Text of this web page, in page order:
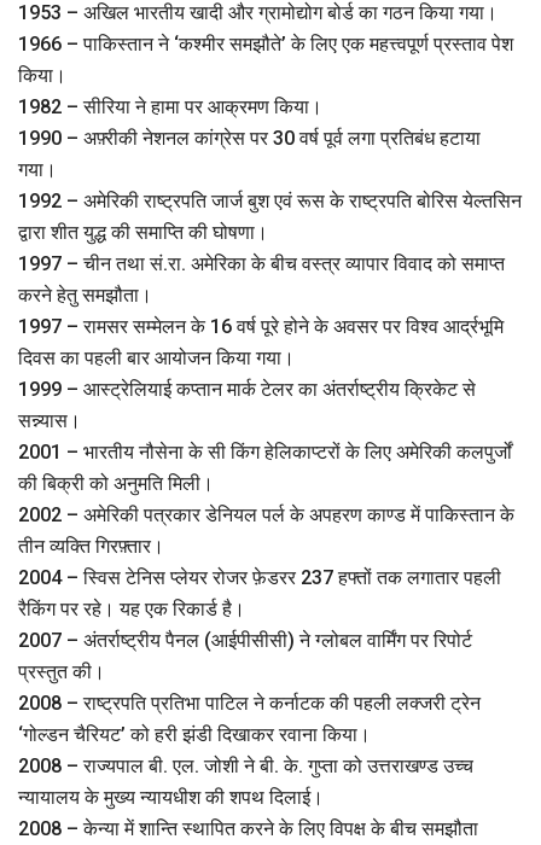
1953 – अखिल भारतीय खादी और ग्रामोद्योग बोर्ड का गठन किया गया।
1966 – पाकिस्तान ने ‘कश्मीर समझौते’ के लिए एक महत्त्वपूर्ण प्रस्ताव पेश
किया।
1982 – सीरिया ने हामा पर आक्रमण किया।
1990 – अफ़्रीकी नेशनल कांग्रेस पर 30 वर्ष पूर्व लगा प्रतिबंध हटाया
गया।
1992 – अमेरिकी राष्ट्रपति जार्ज बुश एवं रूस के राष्ट्रपति बोरिस येल्तसिन
द्वारा शीत युद्ध की समाप्ति की घोषणा।
1997 – चीन तथा सं.रा. अमेरिका के बीच वस्त्र व्यापार विवाद को समाप्त
करने हेतु समझौता।
1997 – रामसर सम्मेलन के 16 वर्ष पूरे होने के अवसर पर विश्व आर्द्रभूमि
दिवस का पहली बार आयोजन किया गया।
1999 – आस्ट्रेलियाई कप्तान मार्क टेलर का अंतर्राष्ट्रीय क्रिकेट से
सन्न्यास।
2001 – भारतीय नौसेना के सी किंग हेलिकाप्टरों के लिए अमेरिकी कलपुर्जों
की बिक्री को अनुमति मिली।
2002 – अमेरिकी पत्रकार डेनियल पर्ल के अपहरण काण्ड में पाकिस्तान के
तीन व्यक्ति गिरफ़्तार।
2004 – स्विस टेनिस प्लेयर रोजर फ़ेडरर 237 हफ्तों तक लगातार पहली
रैकिंग पर रहे। यह एक रिकार्ड है।
2007 – अंतर्राष्ट्रीय पैनल (आईपीसीसी) ने ग्लोबल वार्मिंग पर रिपोर्ट
प्रस्तुत की।
2008 – राष्ट्रपति प्रतिभा पाटिल ने कर्नाटक की पहली लक्जरी ट्रेन
‘गोल्डन चैरियट’ को हरी झंडी दिखाकर रवाना किया।
2008 – राज्यपाल बी. एल. जोशी ने बी. के. गुप्ता को उत्तराखण्ड उच्च
न्यायालय के मुख्य न्यायधीश की शपथ दिलाई।
2008 – केन्या में शान्ति स्थापित करने के लिए विपक्ष के बीच समझौता